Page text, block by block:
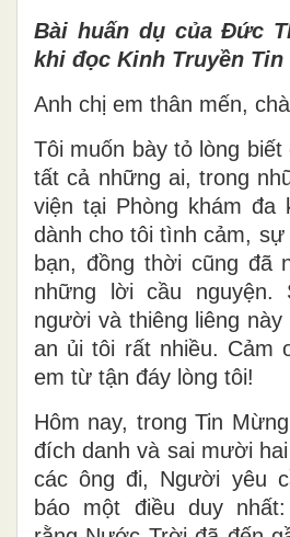
Bài huấn dụ của Đức
khi đọc Kinh Truyền Tin
Anh chị em thân mến,
Tôi muốn bày tỏ lòng
tất cả những ai, trong
viện tại Phòng khám đa
dành cho tôi tình cảm,
bạn, đồng thời cũng đã
những lời cầu nguyện.
người và thiêng liêng
an ủi tôi rất nhiều. Cảm
em từ tận đáy lòng tôi!
Hôm nay, trong Tin
đích danh và sai mười
các ông đi, Người yêu
báo một điều duy